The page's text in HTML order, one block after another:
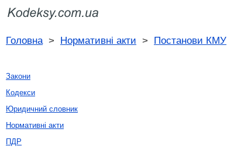
Головна> Нормативні акти > Постанови КМУ
Закони
Кодекси
Юридичний словник
Нормативні акти
ПДР